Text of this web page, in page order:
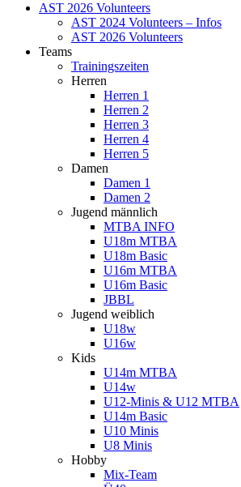
AST 2026 Volunteers
AST 2024 Volunteers – Infos
AST 2026 Volunteers
Teams
Trainingszeiten
Herren
Herren 1
Herren 2
Herren 3
Herren 4
Herren 5
Damen
Damen 1
Damen 2
Jugend männlich
MTBA INFO
U18m MTBA
U18m Basic
U16m MTBA
U16m Basic
JBBL
Jugend weiblich
U18w
U16w
Kids
U14m MTBA
U14w
U12-Minis & U12 MTBA
U14m Basic
U10 Minis
U8 Minis
Hobby
Mix-Team